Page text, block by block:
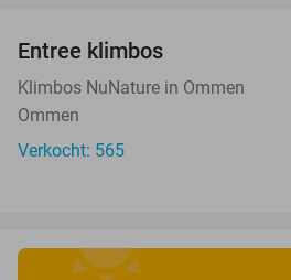
Entree klimbos
Klimbos NuNature in Ommen
Ommen
Verkocht: 565